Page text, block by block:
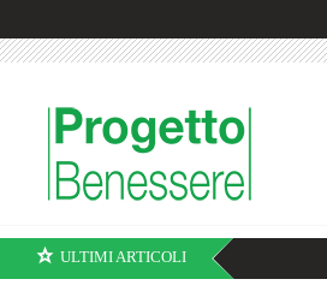
ULTIMI ARTICOLI